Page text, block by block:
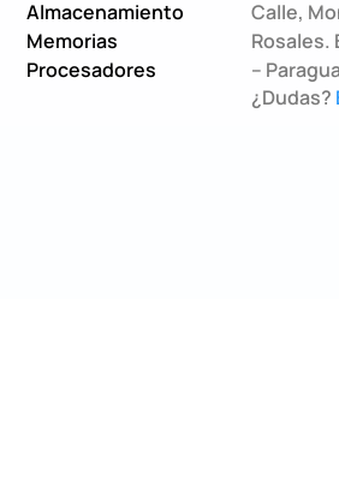
Almacenamiento
Memorias
Procesadores
Calle,
Rosales.
–
¿Dudas?